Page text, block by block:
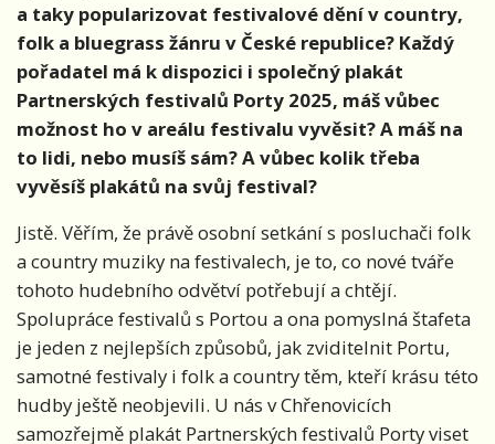
a taky popularizovat festivalové dění v country,
folk a bluegrass žánru v České republice? Každý
pořadatel má k dispozici i společný plakát
Partnerských festivalů Porty 2025, máš vůbec
možnost ho v areálu festivalu vyvěsit? A máš na
to lidi, nebo musíš sám? A vůbec kolik třeba
vyvěsíš plakátů na svůj festival?
Jistě. Věřím, že právě osobní setkání s posluchači folk
a country muziky na festivalech, je to, co nové tváře
tohoto hudebního odvětví potřebují a chtějí.
Spolupráce festivalů s Portou a ona pomyslná štafeta
je jeden z nejlepších způsobů, jak zviditelnit Portu,
samotné festivaly i folk a country těm, kteří krásu této
hudby ještě neobjevili. U nás v Chřenovicích
samozřejmě plakát Partnerských festivalů Porty viset